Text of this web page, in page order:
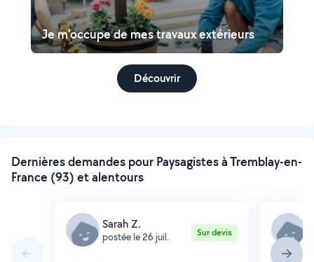
Je m'occupe de mes travaux extérieurs
Découvrir
Dernières demandes pour Paysagistes à Tremblay-en-
France (93) et alentours
Sarah Z.
postée le 26 juil. Sur devis